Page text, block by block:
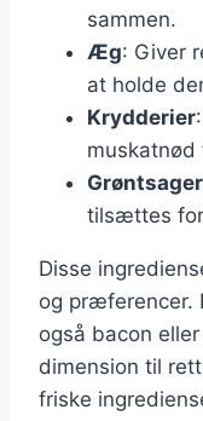
sammen.
Æg: Giver
at holde
Krydderier
muskatnød
Grøntsager
tilsættes
Disse
og præferencer.
også bacon
dimension til
friske